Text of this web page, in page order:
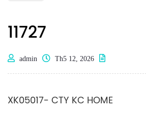
11727
admin Th5 12, 2026
XK05017- CTY KC HOME